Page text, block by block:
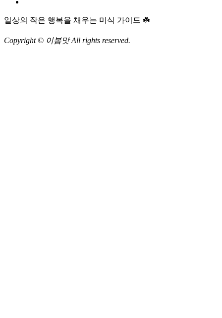
일상의 작은 행복을 채우는 미식 가이드 ☘️
Copyright © 이봄맛 All rights reserved.